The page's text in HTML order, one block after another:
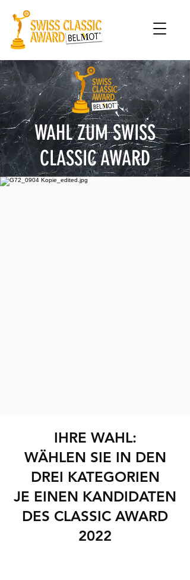
WAHL ZUM SWISS
CLASSIC AWARD
IHRE WAHL:
WÄHLEN SIE IN DEN
DREI KATEGORIEN
JE EINEN KANDIDATEN
DES CLASSIC AWARD
2022